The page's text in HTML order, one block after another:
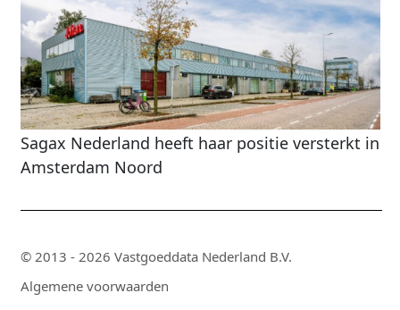
Sagax Nederland heeft haar positie versterkt in
Amsterdam Noord
© 2013 - 2026 Vastgoeddata Nederland B.V.
Algemene voorwaarden